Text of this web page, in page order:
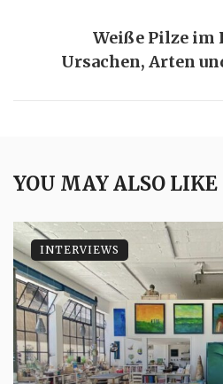
Weiße Pilze im
Ursachen, Arten
YOU MAY ALSO LIKE
INTERVIEWS